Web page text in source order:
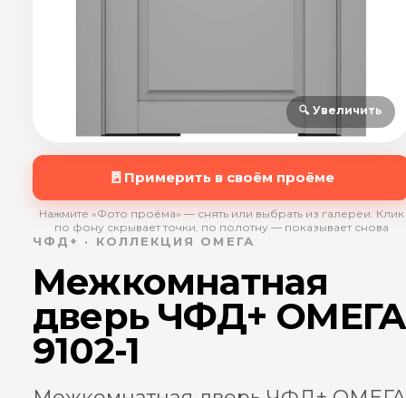
🔍 Увеличить
🚪 Примерить в своём проёме
Нажмите «Фото проёма» — снять или выбрать из галереи. Клик
по фону скрывает точки, по полотну — показывает снова
ЧФД+ · КОЛЛЕКЦИЯ ОМЕГА
Межкомнатная
дверь ЧФД+ ОМЕГА
9102-1